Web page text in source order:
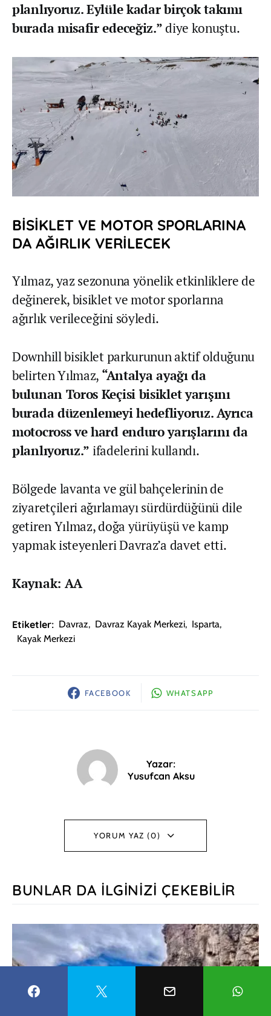
planlıyoruz. Eylüle kadar birçok takımı
burada misafir edeceğiz.”diye konuştu.
BİSİKLET VE MOTOR SPORLARINA
DA AĞIRLIK VERİLECEK
Yılmaz, yaz sezonuna yönelik etkinliklere de
değinerek, bisiklet ve motor sporlarına
ağırlık verileceğini söyledi.
Downhill bisiklet parkurunun aktif olduğunu
belirten Yılmaz, “Antalya ayağı da
bulunan Toros Keçisi bisiklet yarışını
burada düzenlemeyi hedefliyoruz. Ayrıca
motocross ve hard enduro yarışlarını da
planlıyoruz.” ifadelerini kullandı.
Bölgede lavanta ve gül bahçelerinin de
ziyaretçileri ağırlamayı sürdürdüğünü dile
getiren Yılmaz, doğa yürüyüşü ve kamp
yapmak isteyenleri Davraz’a davet etti.
Kaynak: AA
Etiketler: Davraz, Davraz Kayak Merkezi, Isparta,
Kayak Merkezi
FACEBOOK WHATSAPP
Yazar:
Yusufcan Aksu
YORUM YAZ (0)
BUNLAR DA İLGINIZI ÇEKEBILIR